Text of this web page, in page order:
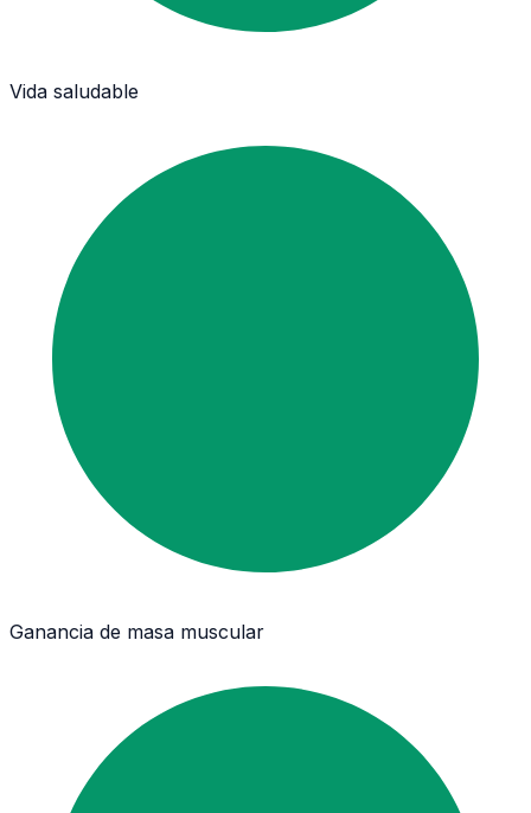
Vida saludable
Ganancia de masa muscular